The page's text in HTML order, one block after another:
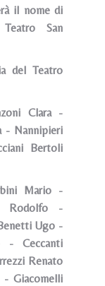
il nome di
San
del Teatro
Clara -
- Nannipieri
Bertoli
Mario -
Rodolfo -
Ugo -
- Ceccanti
Renato
- Giacomelli